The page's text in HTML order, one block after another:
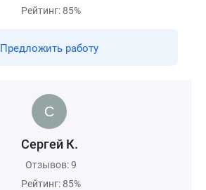
Рейтинг: 85%
Предложить работу
Сергей К.
Отзывов: 9
Рейтинг: 85%